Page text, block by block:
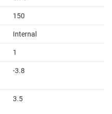
150
Internal
1
-3.8
3.5